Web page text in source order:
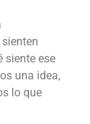
siente ese
una idea,
lo que